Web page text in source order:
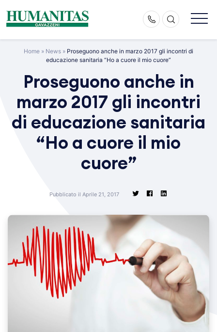
content
Home » News » Proseguono anche in marzo 2017 gli incontri di
educazione sanitaria “Ho a cuore il mio cuore”
Proseguono anche in
marzo 2017 gli incontri
di educazione sanitaria
“Ho a cuore il mio
cuore”
Pubblicato il Aprile 21, 2017